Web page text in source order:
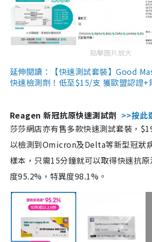
點擊圖片放大
延伸閱讀：【快速測試套裝】Good
快速檢測劑！低至$15/支 獲歐盟認證+
Reagen 新冠抗原快速測試劑 >>按此
莎莎網店亦有售多款快速測試套裝，
以檢測到Omicron及Delta等新型冠狀
樣本，只需15分鐘就可以取得快速抗
度95.2%，特異度98.1%。